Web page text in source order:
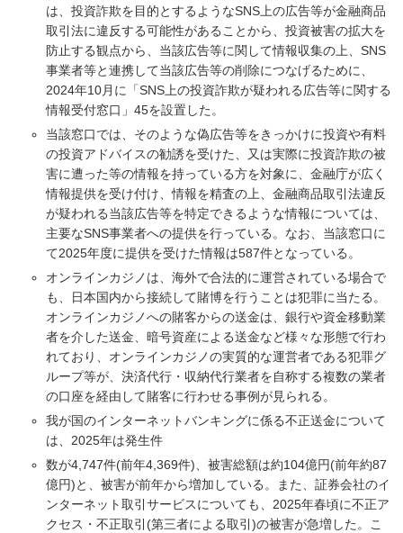
は、投資詐欺を目的とするようなSNS上の広告等が金融商品
取引法に違反する可能性があることから、投資被害の拡大を
防止する観点から、当該広告等に関して情報収集の上、SNS
事業者等と連携して当該広告等の削除につなげるために、
2024年10月に「SNS上の投資詐欺が疑われる広告等に関する
情報受付窓口」45を設置した。
当該窓口では、そのような偽広告等をきっかけに投資や有料
の投資アドバイスの勧誘を受けた、又は実際に投資詐欺の被
害に遭った等の情報を持っている方を対象に、金融庁が広く
情報提供を受け付け、情報を精査の上、金融商品取引法違反
が疑われる当該広告等を特定できるような情報については、
主要なSNS事業者への提供を行っている。なお、当該窓口に
て2025年度に提供を受けた情報は587件となっている。
オンラインカジノは、海外で合法的に運営されている場合で
も、日本国内から接続して賭博を行うことは犯罪に当たる。
オンラインカジノへの賭客からの送金は、銀行や資金移動業
者を介した送金、暗号資産による送金など様々な形態で行わ
れており、オンラインカジノの実質的な運営者である犯罪グ
ループ等が、決済代行・収納代行業者を自称する複数の業者
の口座を経由して賭客に行わせる事例が見られる。
我が国のインターネットバンキングに係る不正送金について
は、2025年は発生件
数が4,747件(前年4,369件)、被害総額は約104億円(前年約87
億円)と、被害が前年から増加している。また、証券会社のイ
ンターネット取引サービスについても、2025年春頃に不正ア
クセス・不正取引(第三者による取引)の被害が急増した。こ